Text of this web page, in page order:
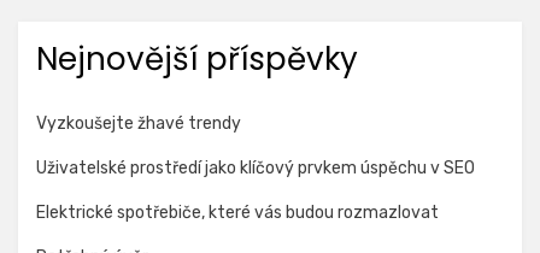
Nejnovější příspěvky
Vyzkoušejte žhavé trendy
Uživatelské prostředí jako klíčový prvkem úspěchu v SEO
Elektrické spotřebiče, které vás budou rozmazlovat